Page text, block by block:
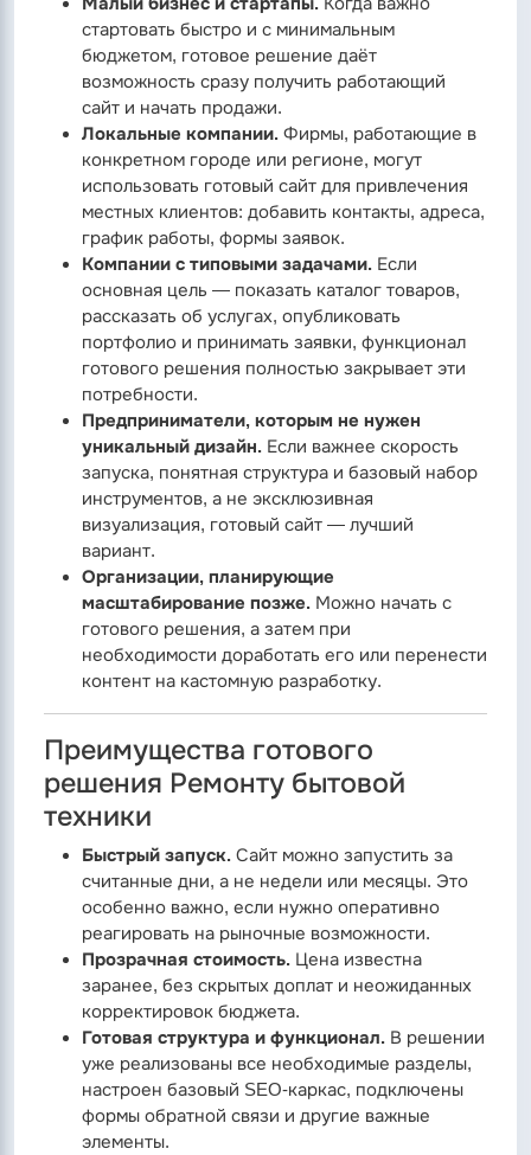
стартовать быстро и с минимальным
бюджетом, готовое решение даёт
возможность сразу получить работающий
сайт и начать продажи.
Локальные компании. Фирмы, работающие в
конкретном городе или регионе, могут
использовать готовый сайт для привлечения
местных клиентов: добавить контакты, адреса,
график работы, формы заявок.
Компании с типовыми задачами. Если
основная цель — показать каталог товаров,
рассказать об услугах, опубликовать
портфолио и принимать заявки, функционал
готового решения полностью закрывает эти
потребности.
Предприниматели, которым не нужен
уникальный дизайн. Если важнее скорость
запуска, понятная структура и базовый набор
инструментов, а не эксклюзивная
визуализация, готовый сайт — лучший
вариант.
Организации, планирующие
масштабирование позже. Можно начать с
готового решения, а затем при
необходимости доработать его или перенести
контент на кастомную разработку.
Преимущества готового
решения Ремонту бытовой
техники
Быстрый запуск. Сайт можно запустить за
считанные дни, а не недели или месяцы. Это
особенно важно, если нужно оперативно
реагировать на рыночные возможности.
Прозрачная стоимость. Цена известна
заранее, без скрытых доплат и неожиданных
корректировок бюджета.
Готовая структура и функционал. В решении
уже реализованы все необходимые разделы,
настроен базовый SEO-каркас, подключены
формы обратной связи и другие важные
элементы.